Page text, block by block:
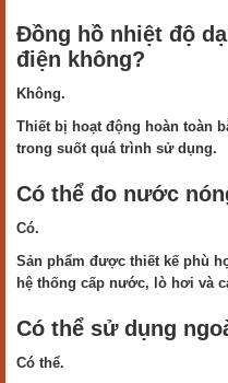
Đồng hồ nhiệt độ
điện không?
Không.
Thiết bị hoạt động hoàn toàn
trong suốt quá trình sử dụng.
Có thể đo nước
Có.
Sản phẩm được thiết kế phù
hệ thống cấp nước, lò hơi và
Có thể sử dụng
Có thể.